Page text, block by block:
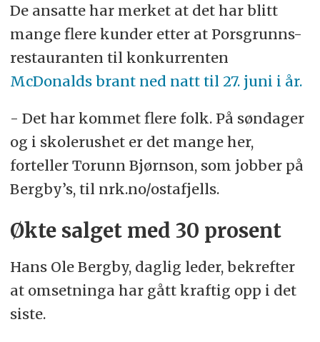
De ansatte har merket at det har blitt
mange flere kunder etter at Porsgrunns-
restauranten til konkurrenten
McDonalds brant ned natt til 27. juni i år.
- Det har kommet flere folk. På søndager
og i skolerushet er det mange her,
forteller Torunn Bjørnson, som jobber på
Bergby’s, til nrk.no/ostafjells.
Økte salget med 30 prosent
Hans Ole Bergby, daglig leder, bekrefter
at omsetninga har gått kraftig opp i det
siste.